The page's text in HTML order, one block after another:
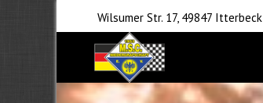
Wilsumer Str. 17, 49847 Itterbeck